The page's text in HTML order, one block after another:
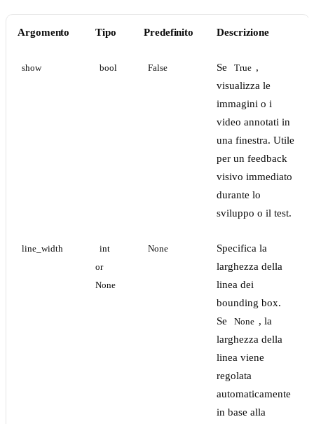
Argomento Tipo Predefinito Descrizione
show bool False Se True ,
visualizza le
immagini o i
video annotati in
una finestra. Utile
per un feedback
visivo immediato
durante lo
sviluppo o il test.
line_width
int
or
None
None
Specifica la
larghezza della
linea dei
bounding box.
Se
None , la
larghezza della
linea viene
regolata
automaticamente
in base alla